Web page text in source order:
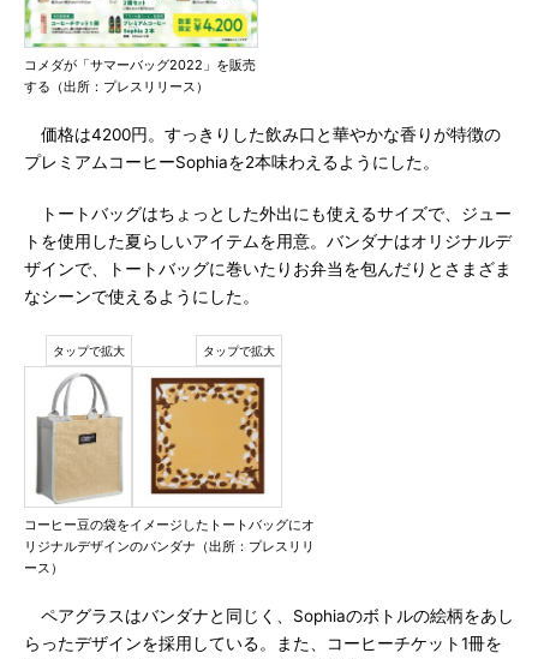
コメダが「サマーバッグ2022」を販売
する（出所：プレスリリース）
価格は4200円。すっきりした飲み口と華やかな香りが特徴の
プレミアムコーヒーSophiaを2本味わえるようにした。
トートバッグはちょっとした外出にも使えるサイズで、ジュー
トを使用した夏らしいアイテムを用意。バンダナはオリジナルデ
ザインで、トートバッグに巻いたりお弁当を包んだりとさまざま
なシーンで使えるようにした。
コーヒー豆の袋をイメージしたトートバッグにオ
リジナルデザインのバンダナ（出所：プレスリリ
ース）
ペアグラスはバンダナと同じく、Sophiaのボトルの絵柄をあし
らったデザインを採用している。また、コーヒーチケット1冊を